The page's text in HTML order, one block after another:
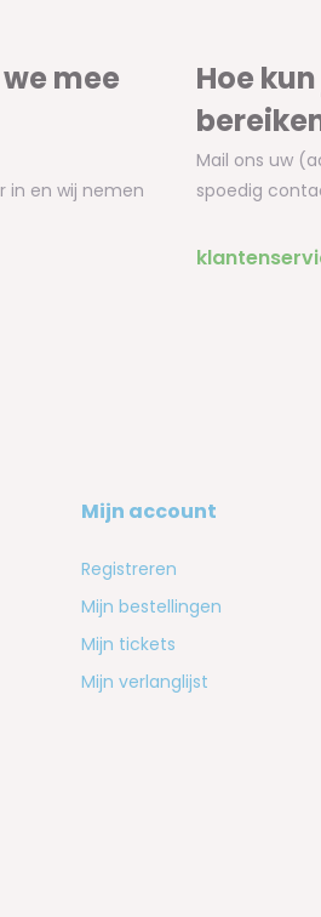
mee
en wij nemen
Hoe
Mail ons uw
spoedig
Mijn account
Registreren
Mijn bestellingen
Mijn tickets
Mijn verlanglijst